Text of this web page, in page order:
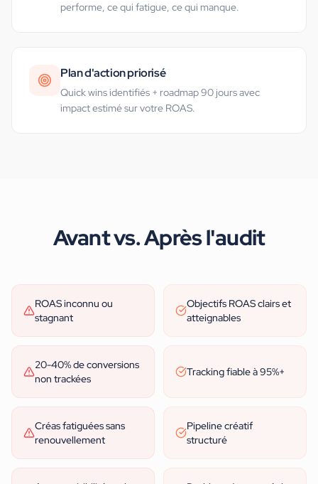
performe, ce qui fatigue, ce qui manque.
Plan d'action priorisé
Quick wins identifiés + roadmap 90 jours avec
impact estimé sur votre ROAS.
Avant vs. Après l'audit
ROAS inconnu ou
stagnant
Objectifs ROAS clairs et
atteignables
20-40% de conversions
non trackées
Tracking fiable à 95%+
Créas fatiguées sans
renouvellement
Pipeline créatif
structuré